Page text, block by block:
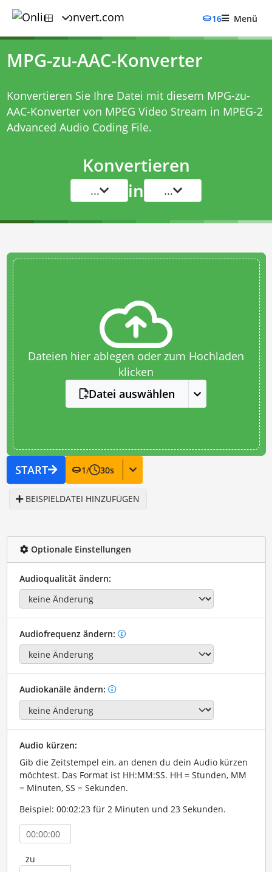
16 Menü
MPG-zu-AAC-Konverter
Konvertieren Sie Ihre Datei mit diesem MPG-zu-
AAC-Konvertervon MPEG Video Stream in MPEG-2
Advanced Audio Coding File.
Konvertieren
... in ...
Dateien hier ablegen oder zum Hochladen
klicken
Datei auswählen
START 1/ 30s
BEISPIELDATEI HINZUFÜGEN
Optionale Einstellungen
Audioqualität ändern:
Audiofrequenz ändern:
Audiokanäle ändern:
Audio kürzen:
Gib die Zeitstempel ein, an denen du dein Audio kürzen
möchtest. Das Format ist HH:MM:SS. HH = Stunden, MM
= Minuten, SS = Sekunden.
Beispiel: 00:02:23 für 2 Minuten und 23 Sekunden.
zu